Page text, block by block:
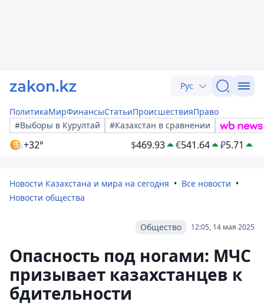
Рус
ПолитикаМирФинансыСтатьиПроисшествияПраво
#Выборы в Курултай
#Казахстан в сравнении
+32° $469.93 €541.64 ₽5.71
Новости Казахстана и мира на сегодня
Все новости
Новости общества
12:05, 14 мая 2025
Общество
Опасность под ногами: МЧС
призывает казахстанцев к
бдительности